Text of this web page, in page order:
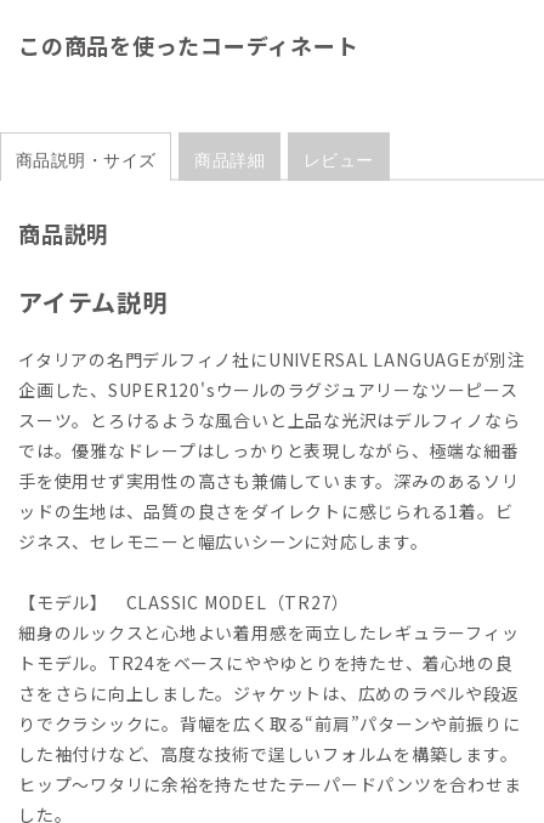
この商品を使ったコーディネート
商品説明・サイズ 商品詳細 レビュー
商品説明
アイテム説明
イタリアの名門デルフィノ社にUNIVERSAL LANGUAGEが別注
企画した、SUPER120'sウールのラグジュアリーなツーピース
スーツ。とろけるような風合いと上品な光沢はデルフィノなら
では。優雅なドレープはしっかりと表現しながら、極端な細番
手を使用せず実用性の高さも兼備しています。深みのあるソリ
ッドの生地は、品質の良さをダイレクトに感じられる1着。ビ
ジネス、セレモニーと幅広いシーンに対応します。
【モデル】 CLASSIC MODEL（TR27）
細身のルックスと心地よい着用感を両立したレギュラーフィッ
トモデル。TR24をベースにややゆとりを持たせ、着心地の良
さをさらに向上しました。ジャケットは、広めのラペルや段返
りでクラシックに。背幅を広く取る“前肩”パターンや前振りに
した袖付けなど、高度な技術で逞しいフォルムを構築します。
ヒップ～ワタリに余裕を持たせたテーパードパンツを合わせま
した。